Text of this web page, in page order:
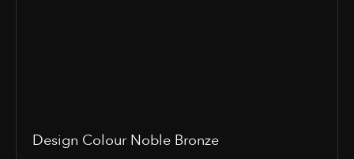
Design Colour Noble Bronze